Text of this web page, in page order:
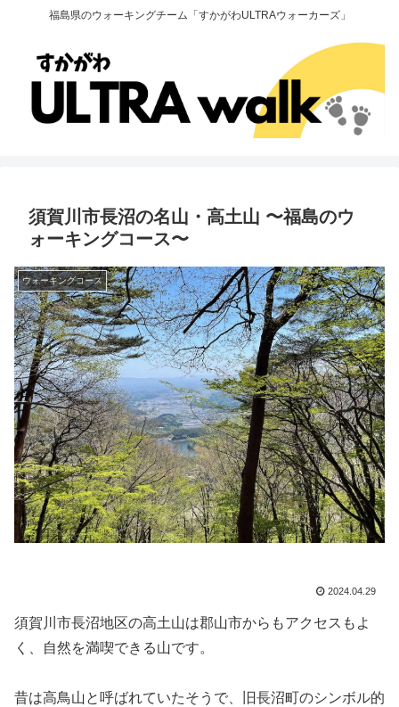
福島県のウォーキングチーム「すかがわULTRAウォーカーズ」
須賀川市長沼の名山・高土山 〜福島のウ
ォーキングコース〜
ウォーキングコース
2024.04.29
須賀川市長沼地区の高土山は郡山市からもアクセスもよ
く、自然を満喫できる山です。
昔は高鳥山と呼ばれていたそうで、旧長沼町のシンボル的